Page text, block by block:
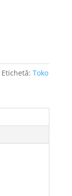
Etichetă: Toko